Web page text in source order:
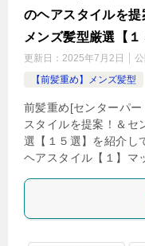
のヘアスタイルを
メンズ髪型厳選【１
更新日： 2025年7月2日 公
【前髪重め】メンズ髪型
前髪重め[センターパ
スタイルを提案！＆セ
選【１５選】を紹介し
ヘアスタイル【１】